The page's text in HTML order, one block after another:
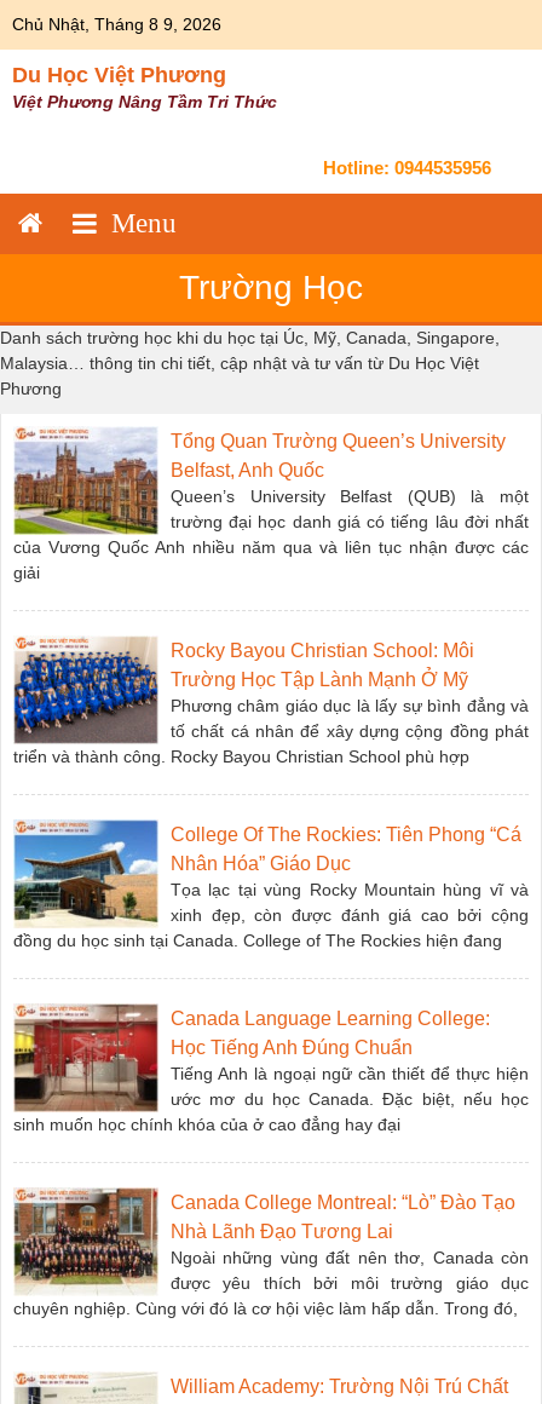
Chủ Nhật, Tháng 8 9, 2026
Du Học Việt Phương
Việt Phương Nâng Tầm Tri Thức
Hotline: 0944535956
Trường Học
Danh sách trường học khi du học tại Úc, Mỹ, Canada, Singapore,
Malaysia… thông tin chi tiết, cập nhật và tư vấn từ Du Học Việt
Phương
Tổng Quan Trường Queen’s University
Belfast, Anh Quốc
Queen’s University Belfast (QUB) là một
trường đại học danh giá có tiếng lâu đời nhất
của Vương Quốc Anh nhiều năm qua và liên tục nhận được các
giải
Rocky Bayou Christian School: Môi
Trường Học Tập Lành Mạnh Ở Mỹ
Phương châm giáo dục là lấy sự bình đẳng và
tố chất cá nhân để xây dựng cộng đồng phát
triển và thành công. Rocky Bayou Christian School phù hợp
College Of The Rockies: Tiên Phong “cá
Nhân Hóa” Giáo Dục
Tọa lạc tại vùng Rocky Mountain hùng vĩ và
xinh đẹp, còn được đánh giá cao bởi cộng
đồng du học sinh tại Canada. College of The Rockies hiện đang
Canada Language Learning College:
Học Tiếng Anh Đúng Chuẩn
Tiếng Anh là ngoại ngữ cần thiết để thực hiện
ước mơ du học Canada. Đặc biệt, nếu học
sinh muốn học chính khóa của ở cao đẳng hay đại
Canada College Montreal: “Lò” Đào Tạo
Nhà Lãnh Đạo Tương Lai
Ngoài những vùng đất nên thơ, Canada còn
được yêu thích bởi môi trường giáo dục
chuyên nghiệp. Cùng với đó là cơ hội việc làm hấp dẫn. Trong đó,
William Academy: Trường Nội Trú Chất